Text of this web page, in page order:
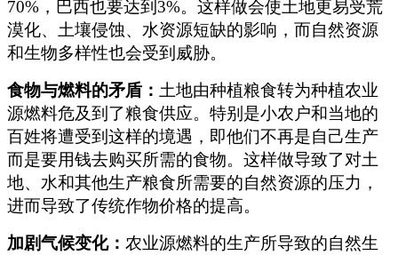
70%，巴西也要达到3%。这样做会使土地更易受荒
漠化、土壤侵蚀、水资源短缺的影响，而自然资源
和生物多样性也会受到威胁。
食物与燃料的矛盾： 土地由种植粮食转为种植农业
源燃料危及到了粮食供应。特别是小农户和当地的
百姓将遭受到这样的境遇，即他们不再是自己生产
而是要用钱去购买所需的食物。这样做导致了对土
地、水和其他生产粮食所需要的自然资源的压力，
进而导致了传统作物价格的提高。
加剧气候变化： 农业源燃料的生产所导致的自然生